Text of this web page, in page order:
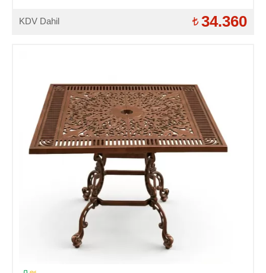
KDV Dahil
34.360